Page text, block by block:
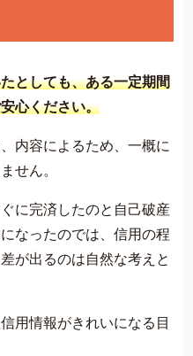
としても、ある一定期間
心ください。
内容によるため、一概に
せん。
に完済したのと自己破産
なったのでは、信用の程
が出るのは自然な考えと
用情報がきれいになる目